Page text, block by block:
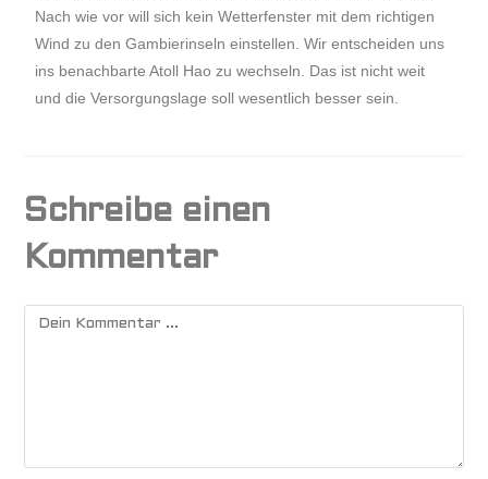
Nach wie vor will sich kein Wetterfenster mit dem richtigen
Wind zu den Gambierinseln einstellen. Wir entscheiden uns
ins benachbarte Atoll Hao zu wechseln. Das ist nicht weit
und die Versorgungslage soll wesentlich besser sein.
Schreibe einen
Kommentar